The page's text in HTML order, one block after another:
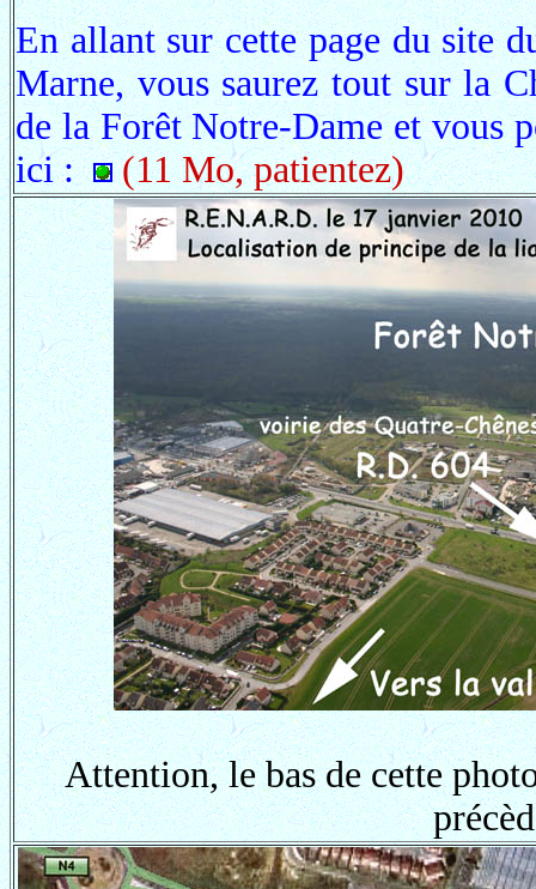
En allant sur cette page du site
Marne, vous saurez tout sur la
de la Forêt Notre-Dame et vous
ici : (11 Mo, patientez)
Attention, le bas de cette